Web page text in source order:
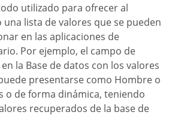
una lista de valores que se pueden
en las aplicaciones de
Por ejemplo, el campo de
la Base de datos con los valores
presentarse como Hombre o
o de forma dinámica, teniendo
recuperados de la base de